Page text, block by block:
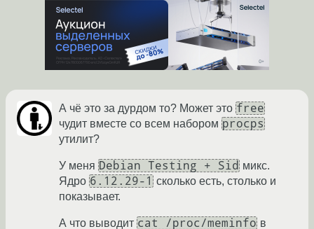
А чё это за дурдом то? Может это free
чудит вместе со всем набором procps
утилит?
У меня Debian Testing + Sid микс.
Ядро 6.12.29-1 сколько есть, столько и
показывает.
А что выводит cat /proc/meminfo в